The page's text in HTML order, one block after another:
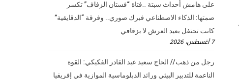
على هامش أحداث سبتة ..فتاة “فستان الزفاف” تكسر
صمتها: الذكاء الاصطناعي فبرك صوري.. وفرقة “الدقايقية”
كانت تحتفل بعيد العرش لا بزفافي
7 أغسطس، 2026
رجل من ذهب // الحاج سعيد عبد القادر الفكيكي: القوة
الناعمة للتدبير البيئي ورائد الدبلوماسية الموازية في إفريقيا